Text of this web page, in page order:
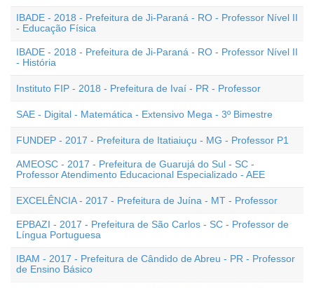
IBADE - 2018 - Prefeitura de Ji-Paraná - RO - Professor Nível II
- Educação Física
IBADE - 2018 - Prefeitura de Ji-Paraná - RO - Professor Nível II
- História
Instituto FIP - 2018 - Prefeitura de Ivaí - PR - Professor
SAE - Digital - Matemática - Extensivo Mega - 3º Bimestre
FUNDEP - 2017 - Prefeitura de Itatiaiuçu - MG - Professor P1
AMEOSC - 2017 - Prefeitura de Guarujá do Sul - SC -
Professor Atendimento Educacional Especializado - AEE
EXCELÊNCIA - 2017 - Prefeitura de Juína - MT - Professor
EPBAZI - 2017 - Prefeitura de São Carlos - SC - Professor de
Língua Portuguesa
IBAM - 2017 - Prefeitura de Cândido de Abreu - PR - Professor
de Ensino Básico